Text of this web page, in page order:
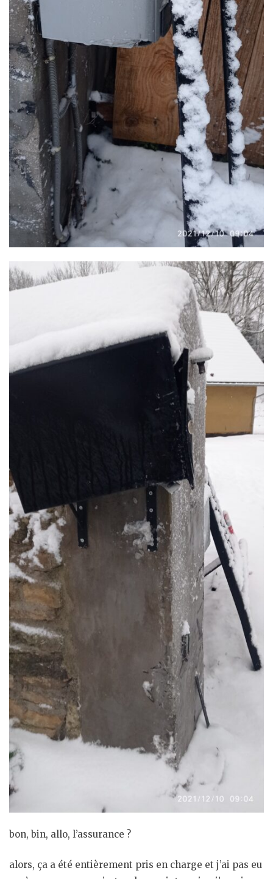
bon, bin, allo, l’assurance ?
alors, ça a été entièrement pris en charge et j’ai pas eu